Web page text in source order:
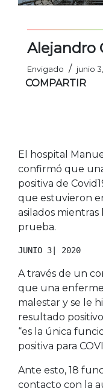
Alejandro
Envigado / junio
COMPARTIR
El hospital
confirmó que
positiva de
que estuvieron
asilados
prueba.
JUNIO 3| 2020
A través de un
que una
malestar y se le
resultado
“es la única
positiva para
Ante esto, 18
contacto con la